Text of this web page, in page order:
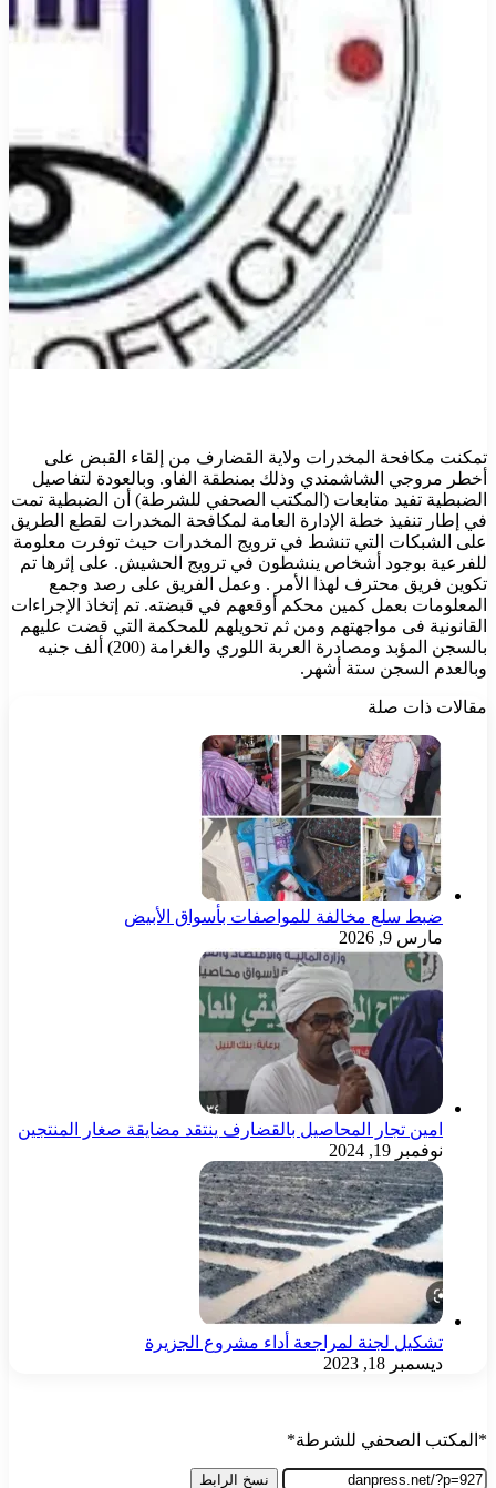
تمكنت مكافحة المخدرات ولاية القضارف من إلقاء القبض على
أخطر مروجي الشاشمندي وذلك بمنطقة الفاو. وبالعودة لتفاصيل
الضبطية تفيد متابعات (المكتب الصحفي للشرطة) أن الضبطية تمت
في إطار تنفيذ خطة الإدارة العامة لمكافحة المخدرات لقطع الطريق
على الشبكات التي تنشط في ترويج المخدرات حيث توفرت معلومة
للفرعية بوجود أشخاص ينشطون في ترويج الحشيش. على إثرها تم
تكوين فريق محترف لهذا الأمر . وعمل الفريق على رصد وجمع
المعلومات بعمل كمين محكم أوقعهم في قبضته. تم إتخاذ الإجراءات
القانونية فى مواجهتهم ومن ثم تحويلهم للمحكمة التي قضت عليهم
بالسجن المؤبد ومصادرة العربة اللوري والغرامة (200) ألف جنيه
وبالعدم السجن ستة أشهر.
مقالات ذات صلة
ضبط سلع مخالفة للمواصفات بأسواق الأبيض
مارس 9, 2026
امين تجار المحاصيل بالقضارف ينتقد مضايقة صغار المنتجين
نوفمبر 19, 2024
تشكيل لجنة لمراجعة أداء مشروع الجزيرة
ديسمبر 18, 2023
*المكتب الصحفي للشرطة*
نسخ الرابط